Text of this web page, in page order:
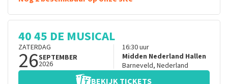
40 45 DE MUSICAL
ZATERDAG
26SEPTEMBER
2026
16:30uur
Midden Nederland Hallen
Barneveld, Nederland
BEKIJK TICKETS